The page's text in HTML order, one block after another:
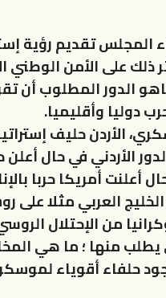
تقديم رؤية
ذلك على الأمن
الدور المطلوب أن
دوليا وأقليميا.
الأردن حليف
الأردني في حال
أعلنت أمريكا حربا
العربي مثلا على
من الإحتلال
منها ؛ ما هي
حلفاء أقوياء لموسكو